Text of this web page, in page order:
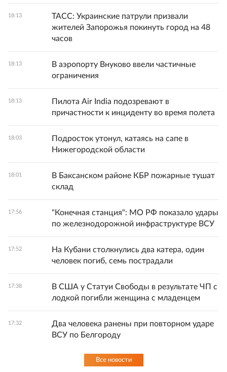
18:13
ТАСС: Украинские патрули призвали
жителей Запорожья покинуть город на 48
часов
18:13
В аэропорту Внуково ввели частичные
ограничения
18:13
Пилота Air India подозревают в
причастности к инциденту во время полета
18:03
Подросток утонул, катаясь на сапе в
Нижегородской области
18:01
В Баксанском районе КБР пожарные тушат
склад
17:56
"Конечная станция": МО РФ показало удары
по железнодорожной инфраструктуре ВСУ
17:52
На Кубани столкнулись два катера, один
человек погиб, семь пострадали
17:38
В США у Статуи Свободы в результате ЧП с
лодкой погибли женщина с младенцем
17:32
Два человека ранены при повторном ударе
ВСУ по Белгороду
Все новости